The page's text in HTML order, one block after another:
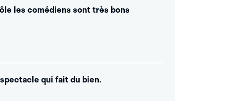
les comédiens sont très bons
qui fait du bien.